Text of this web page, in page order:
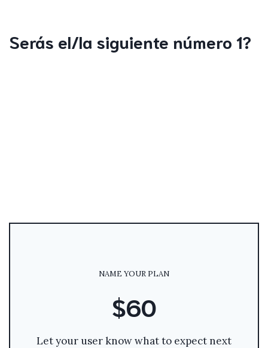
Serás el/la siguiente número 1?
NAME YOUR PLAN
$60
Let your user know what to expect next